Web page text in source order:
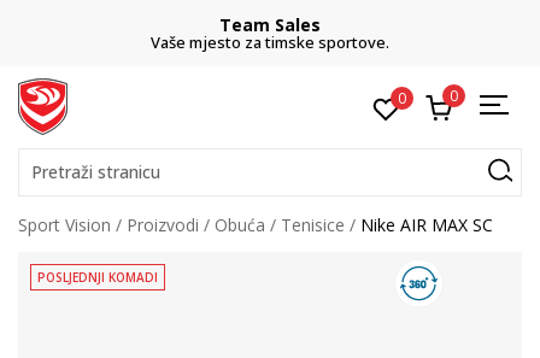
Team Sales
Vaše mjesto za timske sportove.
0 0
Pretraži stranicu
Sport Vision Proizvodi Obuća Tenisice Nike AIR MAX SC
POSLJEDNJI KOMADI